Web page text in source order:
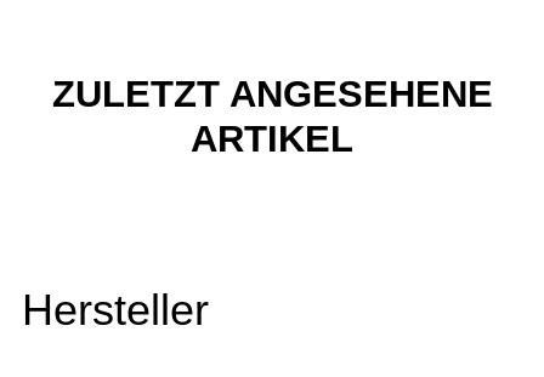
ZULETZT ANGESEHENE
ARTIKEL
Hersteller